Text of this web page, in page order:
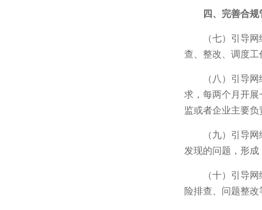
四、完善合
（七）引导
查、整改、调度
（八）引导
求，每两个月开
监或者企业主要
（九）引导
发现的问题，形
（十）引导
险排查、问题整